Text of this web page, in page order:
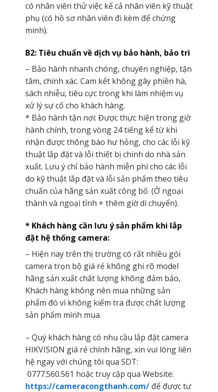
có nhân viên thử việc kể cả nhân viên kỹ thuật
phụ (có hồ sơ nhân viên đi kèm để chứng
minh).
B2: Tiêu chuẩn về dịch vụ bảo hành, bảo trì
– Bảo hành nhanh chóng, chuyên nghiệp, tận
tâm, chính xác. Cam kết không gây phiền hà,
sách nhiễu, tiêu cực trong khi làm nhiệm vụ
xử lý sự cố cho khách hàng.
* Bảo hành tận nơi: Được thực hiện trong giờ
hành chính, trong vòng 24 tiếng kể từ khi
nhận được thông báo hư hỏng, cho các lỗi kỹ
thuật lắp đặt và lỗi thiết bị chính do nhà sản
xuất. Lưu ý chỉ bảo hành miễn phí cho các lỗi
do kỹ thuật lắp đặt và lỗi sản phẩm theo tiêu
chuẩn của hãng sản xuất công bố. (Ở ngoại
thành và ngoại tỉnh + thêm giờ di chuyển).
* Khách hàng cần lưu ý sản phẩm khi lắp
đặt hệ thống camera:
– Hiện nay trên thị trường có rất nhiều gói
camera trọn bộ giá rẻ không ghi rõ model
hãng sản xuất chất lượng không đảm bảo,
Khách hàng không nên mua những sản
phẩm đó vì không kiểm tra được chất lượng
sản phẩm mình mua.
– Quý khách hàng có nhu cầu lắp đặt camera
HIKVISION giá rẻ chính hãng, xin vui lòng liên
hệ ngay với chúng tôi qua SDT:
0777.560.561 hoặc truy cập qua Website:
https://cameracongthanh.com/để được tư